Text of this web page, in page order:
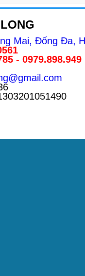
Mai, Đống Đa,
- 0979.898.949